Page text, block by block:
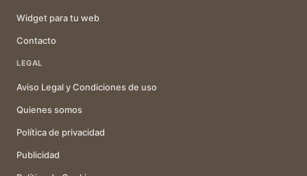
Widget para tu web
Contacto
LEGAL
Aviso Legal y Condiciones de uso
Quienes somos
Política de privacidad
Publicidad